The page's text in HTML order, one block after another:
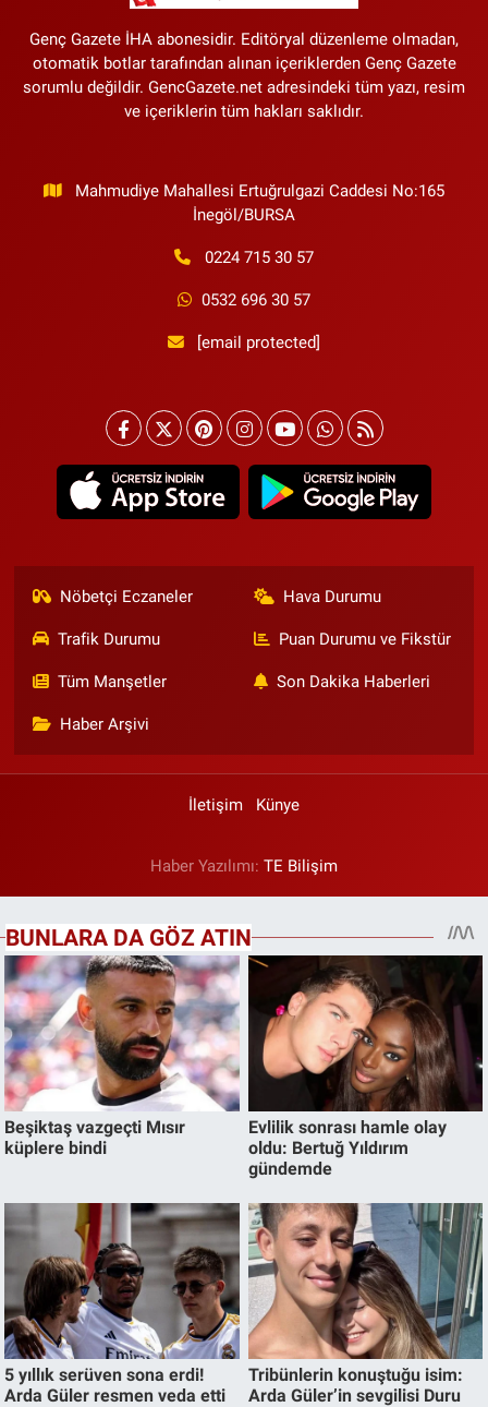
Genç Gazete İHA abonesidir. Editöryal düzenleme olmadan,
otomatik botlar tarafından alınan içeriklerden Genç Gazete
sorumlu değildir. GencGazete.net adresindeki tüm yazı, resim
ve içeriklerin tüm hakları saklıdır.
Mahmudiye Mahallesi Ertuğrulgazi Caddesi No:165
İnegöl/BURSA
0224 715 30 57
0532 696 30 57
[email protected]
Nöbetçi Eczaneler Hava Durumu
Trafik Durumu Puan Durumu ve Fikstür
Tüm Manşetler Son Dakika Haberleri
Haber Arşivi
İletişim Künye
Haber Yazılımı: TE Bilişim